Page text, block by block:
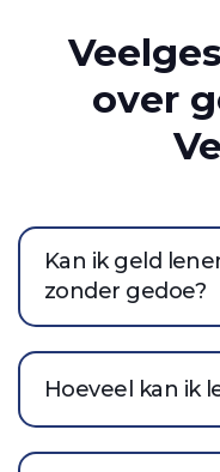
over
Kan ik geld
zonder gedoe?
Hoeveel kan ik